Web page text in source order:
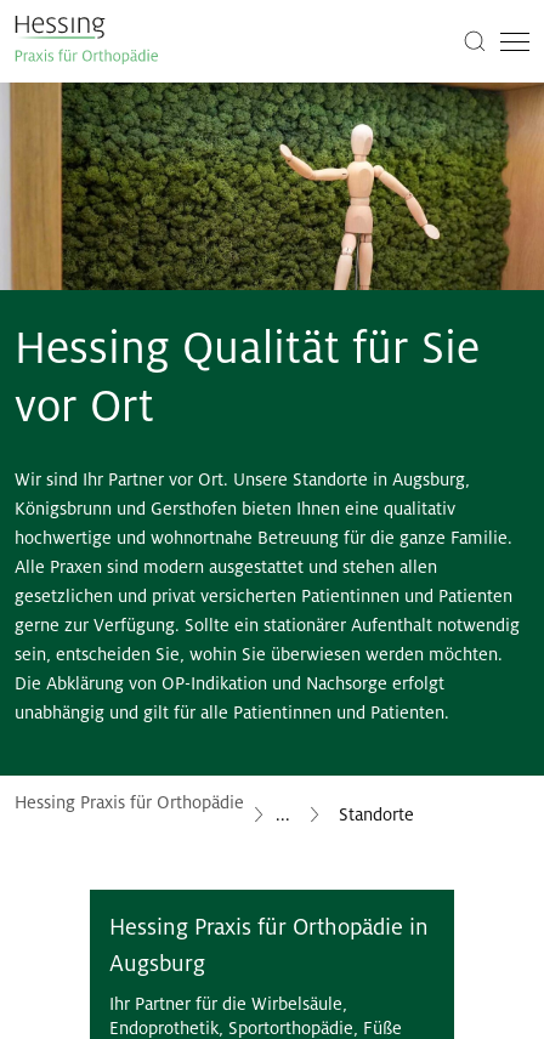
Hessing Qualität für Sie
vor Ort
Wir sind Ihr Partner vor Ort. Unsere Standorte in Augsburg,
Königsbrunn und Gersthofen bieten Ihnen eine qualitativ
hochwertige und wohnortnahe Betreuung für die ganze Familie.
Alle Praxen sind modern ausgestattet und stehen allen
gesetzlichen und privat versicherten Patientinnen und Patienten
gerne zur Verfügung. Sollte ein stationärer Aufenthalt notwendig
sein, entscheiden Sie, wohin Sie überwiesen werden möchten.
Die Abklärung von OP-Indikation und Nachsorge erfolgt
unabhängig und gilt für alle Patientinnen und Patienten.
Hessing Praxis für Orthopädie
... Standorte
Hessing Praxis für Orthopädie in
Augsburg
Ihr Partner für die Wirbelsäule,
Endoprothetik, Sportorthopädie, Füße